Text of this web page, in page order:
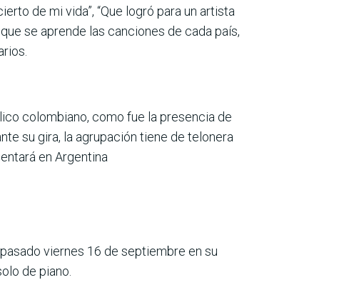
de mi vida”, “Que logró para un artista
se aprende las canciones de cada país,
colombiano, como fue la presencia de
su gira, la agrupación tiene de telonera
en Argentina
viernes 16 de septiembre en su
de piano.